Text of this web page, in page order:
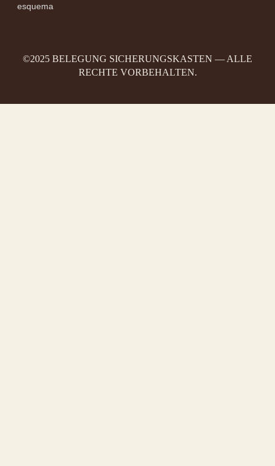
esquema
©2025 BELEGUNG SICHERUNGSKASTEN — ALLE
RECHTE VORBEHALTEN.